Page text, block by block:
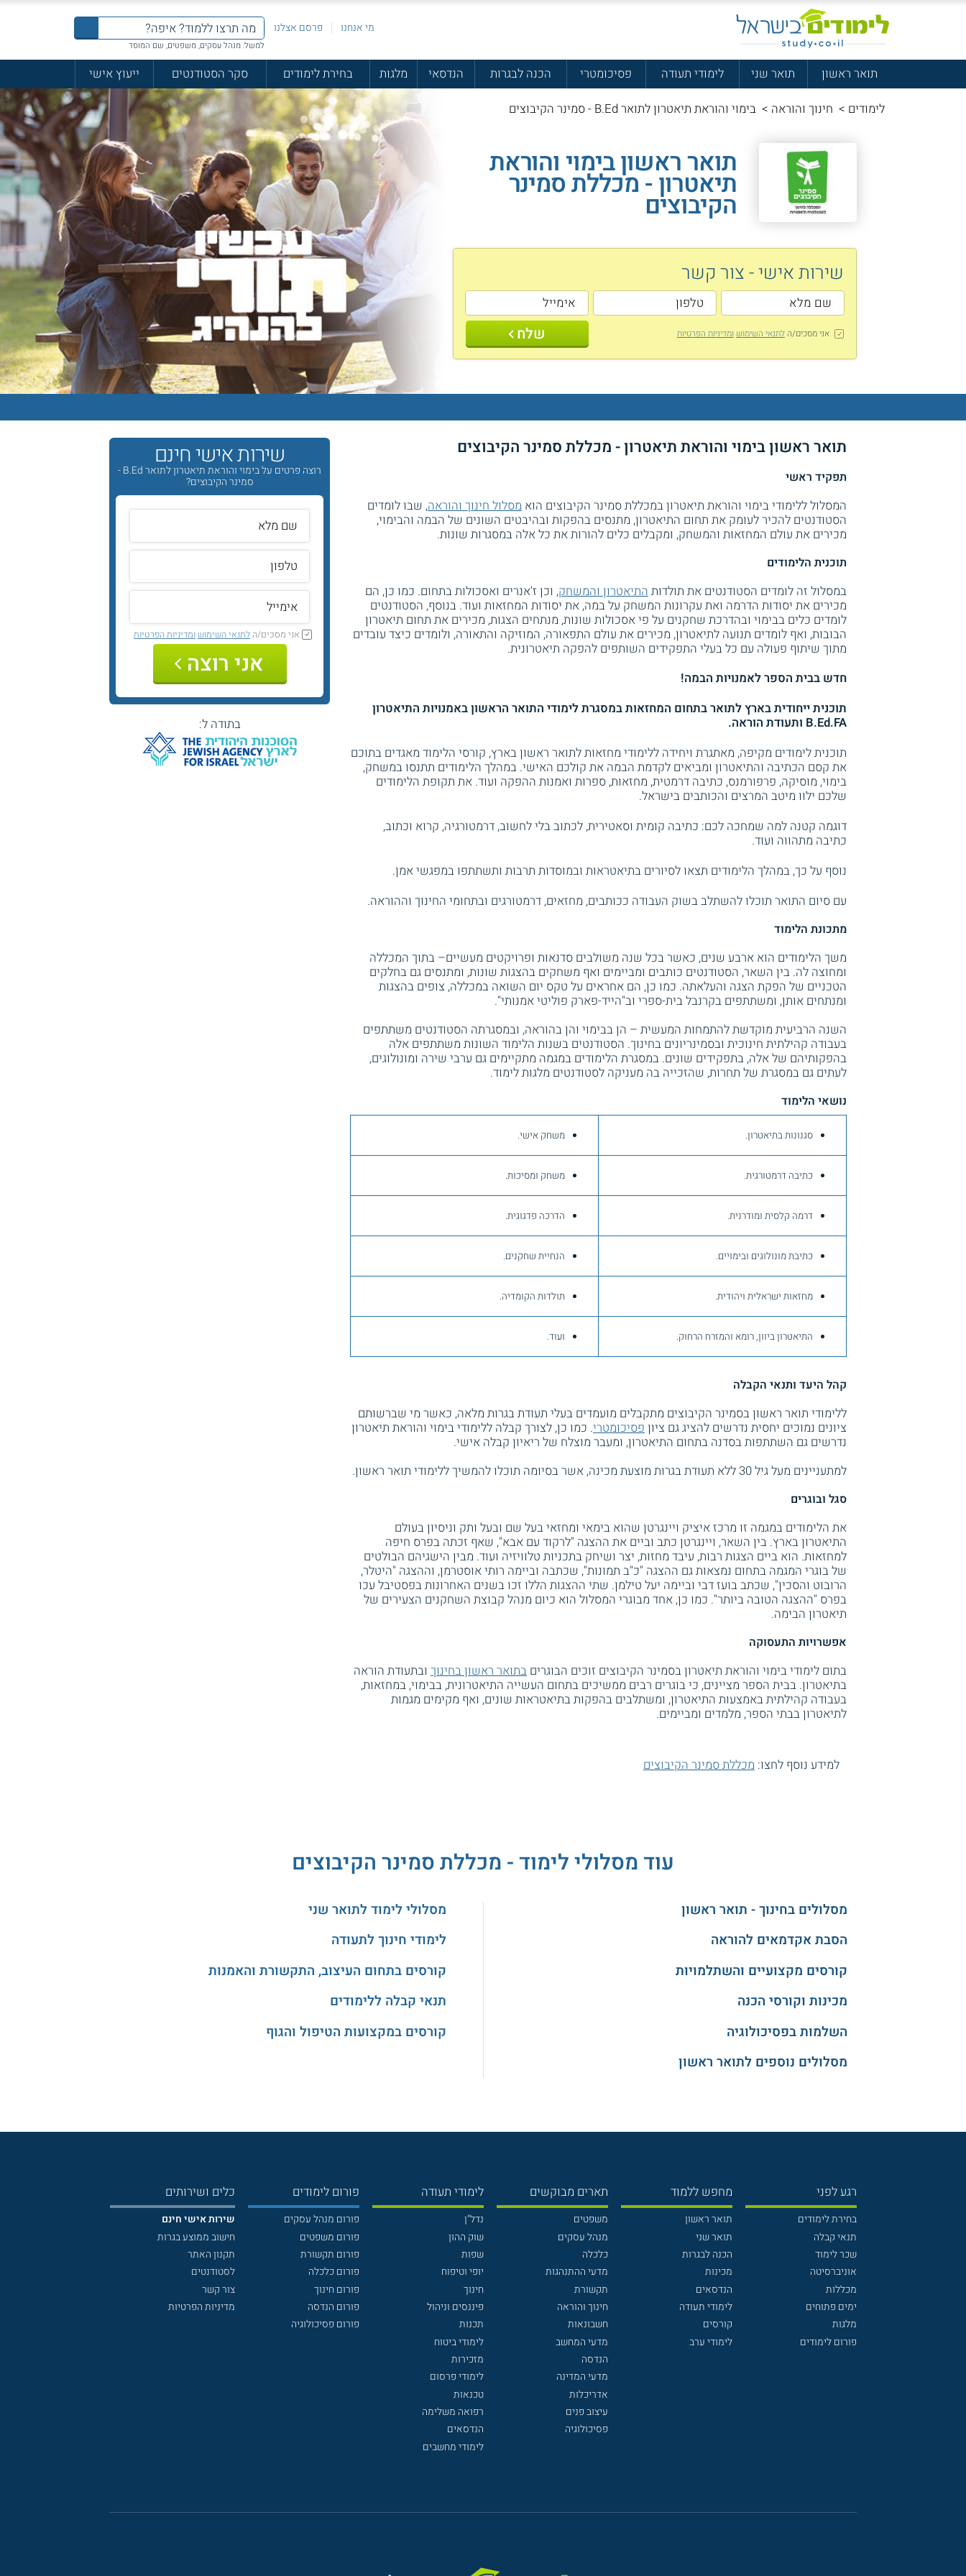
מי אנחנו פרסם אצלנו
למשל: מנהל עסקים, משפטים, שם המוסד
תואר ראשון תואר שני לימודי תעודה פסיכומטרי הכנה לבגרות הנדסאי מלגות בחירת לימודים סקר הסטודנטים
ייעוץ אישי
לימודים > חינוך והוראה > בימוי והוראת תיאטרון לתואר B.Ed - סמינר הקיבוצים
תואר ראשון בימוי והוראת
תיאטרון - מכללת סמינר
הקיבוצים
שירות אישי - צור קשר
אני מסכים/הלתנאי השימוש ומדיניות הפרטיות שלח
תואר ראשון בימוי והוראת תיאטרון - מכללת סמינר הקיבוצים
תפקיד ראשי
המסלול ללימודי בימוי והוראת תיאטרון במכללת סמינר הקיבוצים הוא מסלול חינוך והוראה, שבו לומדים
הסטודנטים להכיר לעומק את תחום התיאטרון, מתנסים בהפקות ובהיבטים השונים של הבמה והבימוי,
מכירים את עולם המחזאות והמשחק, ומקבלים כלים להורות את כל אלה במסגרות שונות.
תוכנית הלימודים
במסלול זה לומדים הסטודנטים את תולדותהתיאטרון והמשחק, וכן ז'אנרים ואסכולות בתחום. כמו כן, הם
מכירים את יסודות הדרמה ואת עקרונות המשחק על במה, את יסודות המחזאות ועוד. בנוסף, הסטודנטים
לומדים כלים בבימוי ובהדרכת שחקנים על פי אסכולות שונות, מנתחים הצגות, מכירים את תחום תיאטרון
הבובות, ואף לומדים תנועה לתיאטרון, מכירים את עולם התפאורה, המוזיקה והתאורה, ולומדים כיצד עובדים
מתוך שיתוף פעולה עם כל בעלי התפקידים השותפים להפקה תיאטרונית.
חדש בבית הספר לאמנויות הבמה!
תוכנית ייחודית בארץ לתואר בתחום המחזאות במסגרת לימודי התואר הראשון באמנויות התיאטרון
B.Ed.FA ותעודת הוראה.
תוכנית לימודים מקיפה, מאתגרת ויחידה ללימודי מחזאות לתואר ראשון בארץ, קורסי הלימוד מאגדים בתוכם
את קסם הכתיבה והתיאטרון ומביאים לקדמת הבמה את קולכם האישי. במהלך הלימודים תתנסו במשחק,
בימוי, מוסיקה, פרפורמנס, כתיבה דרמטית, מחזאות, ספרות ואמנות ההפקה ועוד. את תקופת הלימודים
שלכם ילוו מיטב המרצים והכותבים בישראל.
דוגמה קטנה למה שמחכה לכם: כתיבה קומית וסאטירית, לכתוב בלי לחשוב, דרמטורגיה, קרוא וכתוב,
כתיבה מתהווה ועוד.
נוסף על כך, במהלך הלימודים תצאו לסיורים בתיאטראות ובמוסדות תרבות ותשתתפו במפגשי אמן.
עם סיום התואר תוכלו להשתלב בשוק העבודה ככותבים, מחזאים, דרמטורגים ובתחומי החינוך וההוראה.
מתכונת הלימוד
משך הלימודים הוא ארבע שנים, כאשר בכל שנה משולבים סדנאות ופרויקטים מעשיים– בתוך המכללה
ומחוצה לה. בין השאר, הסטודנטים כותבים ומביימים ואף משחקים בהצגות שונות, ומתנסים גם בחלקים
הטכניים של הפקת הצגה והעלאתה. כמו כן, הם אחראים על טקס יום השואה במכללה, צופים בהצגות
ומנתחים אותן, ומשתתפים בקרנבל בית-ספרי וב"הייד-פארק פוליטי אמנותי".
השנה הרביעית מוקדשת להתמחות המעשית – הן בבימוי והן בהוראה, ובמסגרתה הסטודנטים משתתפים
בעבודה קהילתית חינוכית ובסמינריונים בחינוך. הסטודנטים בשנות הלימוד השונות משתתפים אלה
בהפקותיהם של אלה, בתפקידים שונים. במסגרת הלימודים במגמה מתקיימים גם ערבי שירה ומונולוגים,
לעתים גם במסגרת של תחרות, שהזכייה בה מעניקה לסטודנטים מלגות לימוד.
נושאי הלימוד
סגנונות בתיאטרון. משחק אישי.
כתיבה דרמטורגית. משחק ומסיכות.
דרמה קלסית ומודרנית. הדרכה פדגוגית.
כתיבת מונולוגים ובימויים. הנחיית שחקנים.
מחזאות ישראלית ויהודית. תולדות הקומדיה.
התיאטרון ביוון, רומא והמזרח הרחוק. ועוד.
קהל היעד ותנאי הקבלה
ללימודי תואר ראשון בסמינר הקיבוצים מתקבלים מועמדים בעלי תעודת בגרות מלאה, כאשר מי שברשותם
ציונים נמוכים יחסית נדרשים להציג גם ציון פסיכומטרי. כמו כן, לצורך קבלה ללימודי בימוי והוראת תיאטרון
נדרשים גם השתתפות בסדנה בתחום התיאטרון, ומעבר מוצלח של ריאיון קבלה אישי.
למתעניינים מעל גיל 30 ללא תעודת בגרות מוצעת מכינה, אשר בסיומה תוכלו להמשיך ללימודי תואר ראשון.
סגל ובוגרים
את הלימודים במגמה זו מרכז איציק ויינגרטן שהוא בימאי ומחזאי בעל שם ובעל ותק וניסיון בעולם
התיאטרון בארץ. בין השאר, ויינגרטן כתב וביים את ההצגה "לרקוד עם אבא", שאף זכתה בפרס חיפה
למחזאות. הוא ביים הצגות רבות, עיבד מחזות, יצר ושיחק בתכניות טלוויזיה ועוד. מבין הישגיהם הבולטים
של בוגרי המגמה בתחום נמצאות גם ההצגה "כ"ב תמונות", שכתבה וביימה רותי אוסטרמן, וההצגה "היטלר,
הרובוט והסכין", שכתב בועז דבי וביימה יעל טילמן. שתי ההצגות הללו זכו בשנים האחרונות בפסטיבל עכו
בפרס "ההצגה הטובה ביותר". כמו כן, אחד מבוגרי המסלול הוא כיום מנהל קבוצת השחקנים הצעירים של
תיאטרון הבימה.
אפשרויות התעסוקה
בתום לימודי בימוי והוראת תיאטרון בסמינר הקיבוצים זוכים הבוגרים בתואר ראשון בחינוך ובתעודת הוראה
בתיאטרון. בבית הספר מציינים, כי בוגרים רבים ממשיכים בתחום העשייה התיאטרונית, בבימוי, במחזאות,
בעבודה קהילתית באמצעות התיאטרון, ומשתלבים בהפקות בתיאטראות שונים, ואף מקימים מגמות
לתיאטרון בבתי הספר, מלמדים ומביימים.
למידע נוסף לחצו: מכללת סמינר הקיבוצים
שירות אישי חינם
רוצה פרטים על בימוי והוראת תיאטרון לתואר B.Ed -
סמינר הקיבוצים?
אני מסכים/הלתנאי השימוש ומדיניות הפרטיות
אני רוצה
בתודה ל:
עוד מסלולי לימוד - מכללת סמינר הקיבוצים
מסלולים בחינוך - תואר ראשון
הסבת אקדמאים להוראה
קורסים מקצועיים והשתלמויות
מכינות וקורסי הכנה
השלמות בפסיכולוגיה
מסלולים נוספים לתואר ראשון
מסלולי לימוד לתואר שני
לימודי חינוך לתעודה
קורסים בתחום העיצוב, התקשורת והאמנות
תנאי קבלה ללימודים
קורסים במקצועות הטיפול והגוף
רגע לפני
בחירת לימודים
תנאי קבלה
שכר לימוד
אוניברסיטה
מכללות
ימים פתוחים
מלגות
פורום לימודים
מחפש ללמוד
תואר ראשון
תואר שני
הכנה לבגרות
מכינות
הנדסאים
לימודי תעודה
קורסים
לימודי ערב
תארים מבוקשים
משפטים
מנהל עסקים
כלכלה
מדעי ההתנהגות
תקשורת
חינוך והוראה
חשבונאות
מדעי המחשב
הנדסה
מדעי המדינה
אדריכלות
עיצוב פנים
פסיכולוגיה
לימודי תעודה
נדל"ן
שוק ההון
שפות
יופי וטיפוח
חינוך
פיננסים וניהול
תכנות
לימודי ביטוח
מזכירות
לימודי פרסום
טכנאות
רפואה משלימה
הנדסאים
לימודי מחשבים
פורום לימודים
פורום מנהל עסקים
פורום משפטים
פורום תקשורת
פורום כלכלה
פורום חינוך
פורום הנדסה
פורום פסיכולוגיה
כלים ושירותים
שירות אישי חינם
חישוב ממוצע בגרות
תקנון האתר
לסטודנטים
צור קשר
מדיניות הפרטיות